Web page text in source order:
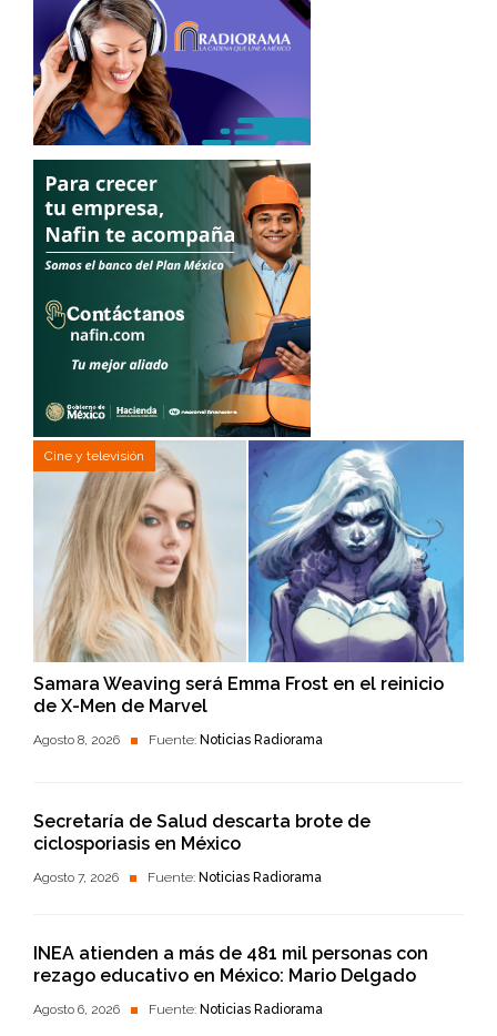
Cine y televisión
Samara Weaving será Emma Frost en el reinicio
de X-Men de Marvel
Agosto 8, 2026 Fuente: Noticias Radiorama
Secretaría de Salud descarta brote de
ciclosporiasis en México
Agosto 7, 2026 Fuente: Noticias Radiorama
INEA atienden a más de 481 mil personas con
rezago educativo en México: Mario Delgado
Agosto 6, 2026 Fuente: Noticias Radiorama